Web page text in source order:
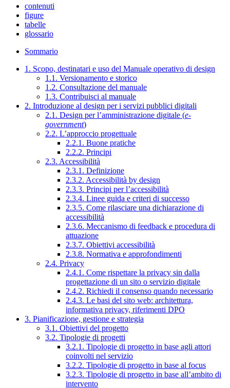
contenuti
figure
tabelle
glossario
Sommario
1. Scopo, destinatari e uso del Manuale operativo di design
1.1. Versionamento e storico
1.2. Consultazione del manuale
1.3. Contribuisci al manuale
2. Introduzione al design per i servizi pubblici digitali
2.1. Design per l’amministrazione digitale (e-
government)
2.2. L’approccio progettuale
2.2.1. Buone pratiche
2.2.2. Principi
2.3. Accessibilità
2.3.1. Definizione
2.3.2. Accessibilità by design
2.3.3. Principi per l’accessibilità
2.3.4. Linee guida e criteri di successo
2.3.5. Come rilasciare una dichiarazione di
accessibilità
2.3.6. Meccanismo di feedback e procedura di
attuazione
2.3.7. Obiettivi accessibilità
2.3.8. Normativa e approfondimenti
2.4. Privacy
2.4.1. Come rispettare la privacy sin dalla
progettazione di un sito o servizio digitale
2.4.2. Richiedi il consenso quando necessario
2.4.3. Le basi del sito web: architettura,
informativa privacy, riferimenti DPO
3. Pianificazione, gestione e strategia
3.1. Obiettivi del progetto
3.2. Tipologie di progetti
3.2.1. Tipologie di progetto in base agli attori
coinvolti nel servizio
3.2.2. Tipologie di progetto in base al focus
3.2.3. Tipologie di progetto in base all’ambito di
intervento